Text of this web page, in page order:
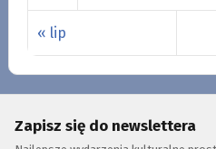
« lip
Zapisz się do newslettera